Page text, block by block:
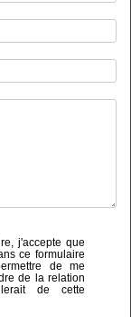
j'accepte que
ce formulaire
de me
de la relation
de cette